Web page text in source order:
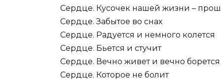
Сердце. Кусочек нашей жизни –
Сердце. Забытое во снах
Сердце. Радуется и немного колется
Сердце. Бьется и стучит
Сердце. Вечно живет и вечно борется
Сердце. Которое не болит